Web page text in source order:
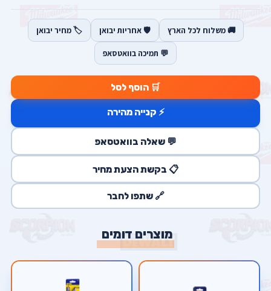
🚚 משלוח לכל הארץ 🛡️ אחריות יבואן 🏷️ מחיר יבואן
💬 תמיכה בוואטסאפ
🛒 הוסף לסל
⚡ קנייה מהירה
💬 שאלה בוואטסאפ
📋 בקשת הצעת מחיר
🔗 שתפו לחבר
מוצרים דומים